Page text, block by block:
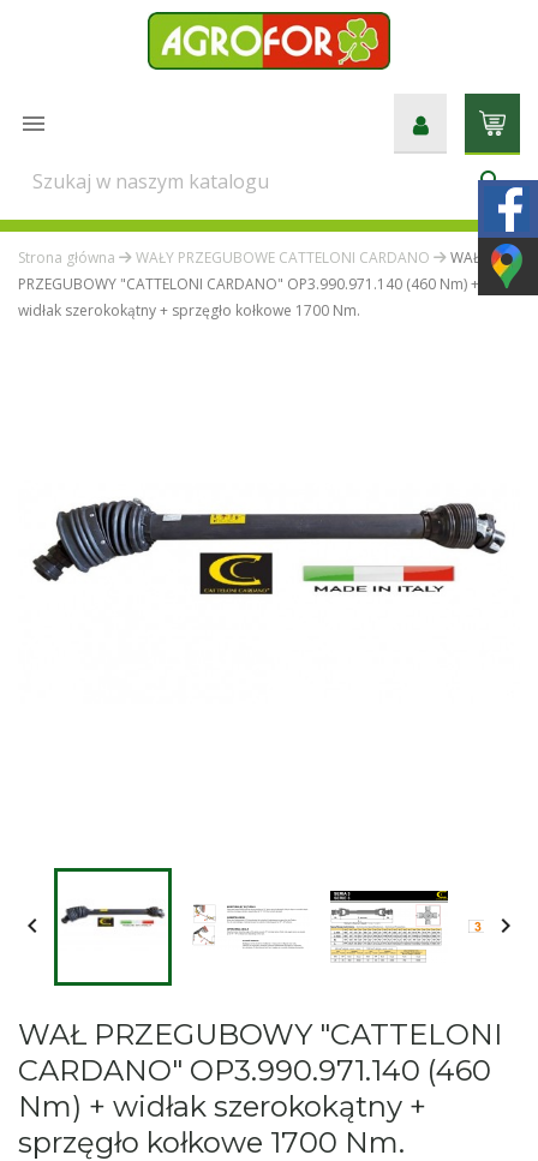

search
Strona główna WAŁY PRZEGUBOWE CATTELONI CARDANO
WAŁ
PRZEGUBOWY "CATTELONI CARDANO" OP3.990.971.140 (460 Nm) +
widłak szerokokątny + sprzęgło kołkowe 1700 Nm.
 
WAŁ PRZEGUBOWY "CATTELONI
CARDANO" OP3.990.971.140 (460
Nm) + widłak szerokokątny +
sprzęgło kołkowe 1700 Nm.